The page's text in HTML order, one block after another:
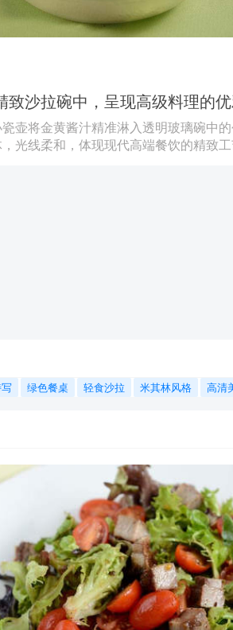
致沙拉碗中，呈现高级料理的
壶将金黄酱汁精准淋入透明玻璃碗中
光线柔和，体现现代高端餐饮的精致工
绿色餐桌 轻食沙拉 米其林风格 高清